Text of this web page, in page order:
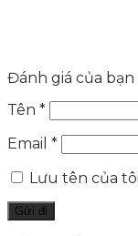
Đánh giá của bạn
Tên *
Email *
Lưu tên của